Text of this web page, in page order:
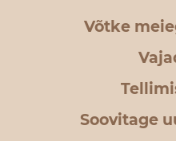
Võtke
Soovitage